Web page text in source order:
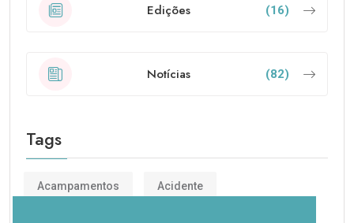
Edições (16)
Notícias (82)
Tags
Acampamentos Acidente